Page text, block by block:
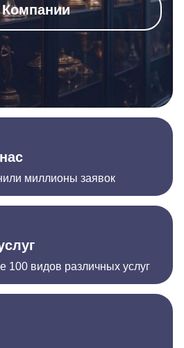
миллионы заявок
100 видов различных услуг